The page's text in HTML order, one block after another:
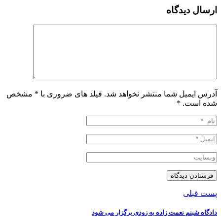
ارسال دیدگاه
آدرس ایمیل شما منتشر نخواهد شد. فیلد های ضروری با * مشخص
شده است. *
پست قبلی
دادگاه شبنم نعمت زاده به زودی برگزار می شود